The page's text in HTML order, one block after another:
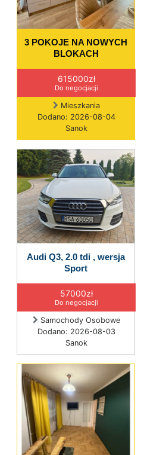
3 POKOJE NA NOWYCH
BLOKACH
615000zł
Do negocjacji
Mieszkania
Dodano: 2026-08-04
Sanok
Audi Q3, 2.0 tdi , wersja
Sport
57000zł
Do negocjacji
Samochody Osobowe
Dodano: 2026-08-03
Sanok